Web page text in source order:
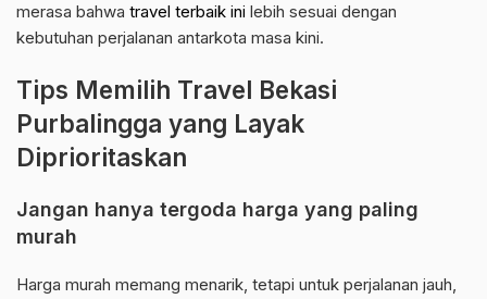
merasa bahwa travel terbaik ini lebih sesuai dengan
kebutuhan perjalanan antarkota masa kini.
Tips Memilih Travel Bekasi
Purbalingga yang Layak
Diprioritaskan
Jangan hanya tergoda harga yang paling
murah
Harga murah memang menarik, tetapi untuk perjalanan jauh,